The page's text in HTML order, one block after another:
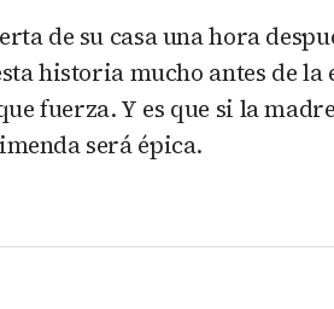
de su casa una hora
historia mucho antes de
fuerza. Y es que si la
será épica.